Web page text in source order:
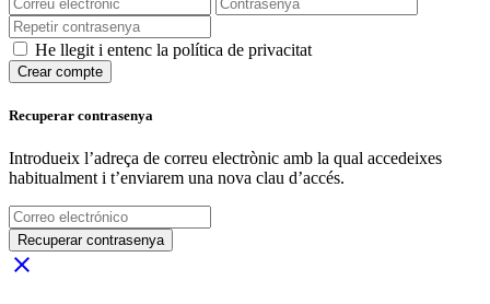
He llegit i entenc la política de privacitat
Crear compte
Recuperar contrasenya
Introdueix l’adreça de correu electrònic amb la qual accedeixes
habitualment i t’enviarem una nova clau d’accés.
Recuperar contrasenya
close